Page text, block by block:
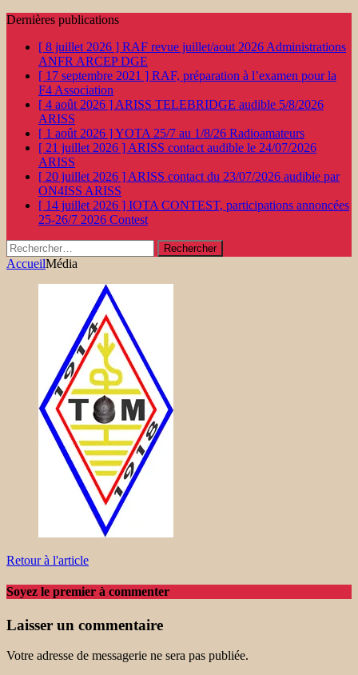
Dernières publications
[ 8 juillet 2026 ] RAF revue juillet/aout 2026 Administrations
ANFR ARCEP DGE
[ 17 septembre 2021 ] RAF, préparation à l’examen pour la
F4 Association
[ 4 août 2026 ] ARISS TELEBRIDGE audible 5/8/2026
ARISS
[ 1 août 2026 ]YOTA 25/7 au 1/8/26 Radioamateurs
[ 21 juillet 2026 ] ARISS contact audible le 24/07/2026
ARISS
[ 20 juillet 2026 ] ARISS contact du 23/07/2026 audible par
ON4ISS ARISS
[ 14 juillet 2026 ] IOTA CONTEST, participations annoncées
25-26/7 2026 Contest
Rechercher :
AccueilMédia
Retour à l'article
Soyez le premier à commenter
Laisser un commentaire
Votre adresse de messagerie ne sera pas publiée.